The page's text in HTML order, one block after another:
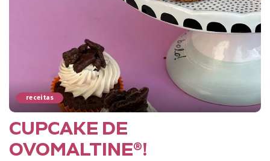
receitas
CUPCAKE DE
OVOMALTINE®!